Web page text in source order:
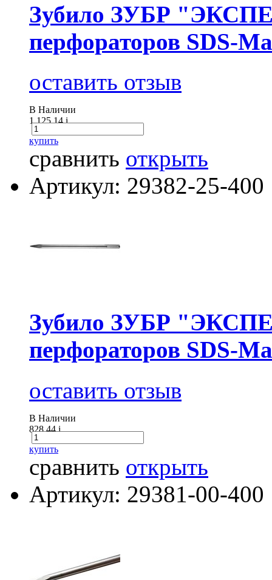
Зубило ЗУБР
перфораторов SDS-
оставить отзыв
В Наличии
1 125.14i
купить
сравнить открыть
Артикул: 29382-25-400
Зубило ЗУБР
перфораторов SDS-
оставить отзыв
В Наличии
828.44i
купить
сравнить открыть
Артикул: 29381-00-400